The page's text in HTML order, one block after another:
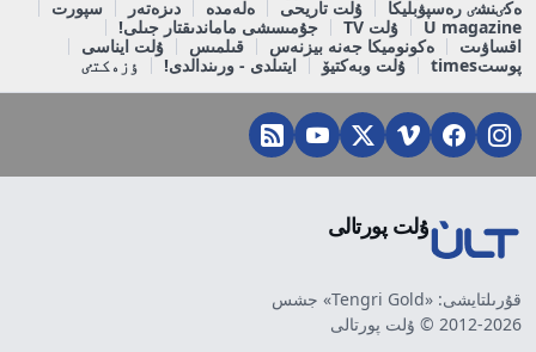
ەكٸنشٸ رەسپۋبليكا
ۇلت تاريحى ەلەمدە دىزەتەر
سپورت
U magazine
ۇلت TV
جۇمىسشى ماماندىقتار جىلى!
اقساۋىت
ەكونوميكا جەنە بيزنەس قىلمىس
ۇلت ايناسى
پوستtimes
ۇلت وبەكتيۆ ايتىلدى - ورىندالدى! ٶزەكتٸ
ۇلت پورتالى
قۇرىلتايشى: «Tengri Gold» جشس
2012-2026 © ۇلت پورتالى